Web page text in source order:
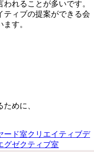
れることが多いです。
ティブの提案ができる会
す。
めに、
ード室クリエイティブデ
グゼクティブ室